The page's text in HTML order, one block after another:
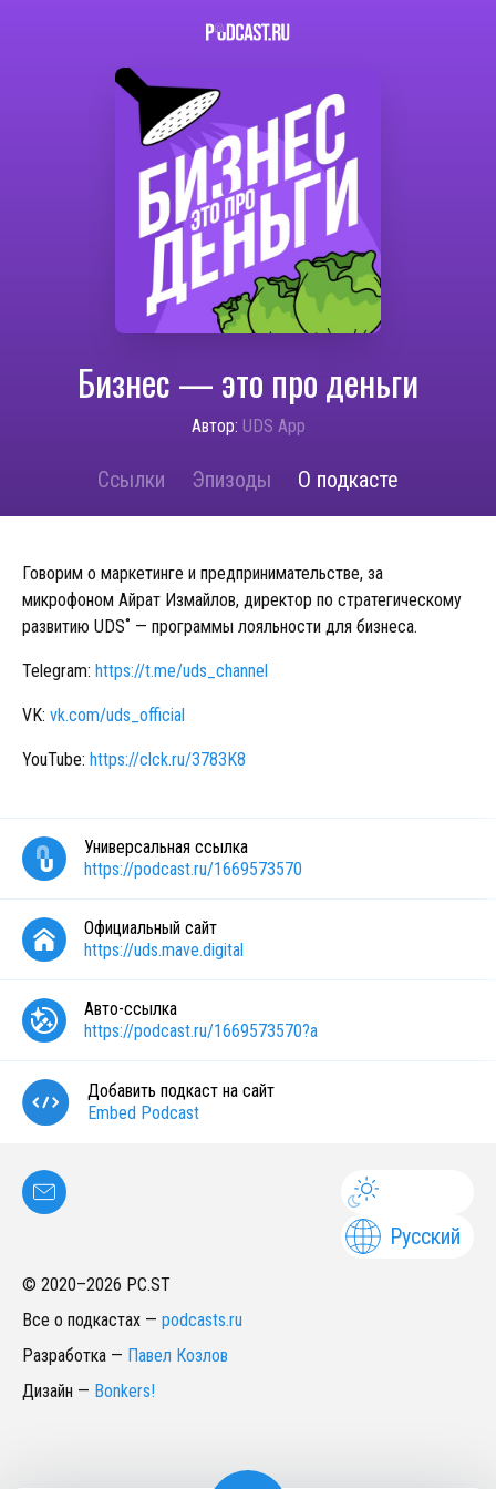
Бизнес — это про деньги
Автор: UDS App
Ссылки Эпизоды О подкасте
Говорим о маркетинге и предпринимательстве, за
микрофоном Айрат Измайлов, директор по стратегическому
развитию UDS˚ — программы лояльности для бизнеса.
Telegram: https://t.me/uds_channel
VK: vk.com/uds_official
YouTube: https://clck.ru/3783K8
Универсальная ссылка
https://podcast.ru/1669573570
Официальный сайт
https://uds.mave.digital
Авто-ссылка
https://podcast.ru/1669573570?a
Добавить подкаст на сайт
Embed Podcast
Русский
© 2020–2026 PC.ST
Все о подкастах — podcasts.ru
Разработка — Павел Козлов
Дизайн — Bonkers!